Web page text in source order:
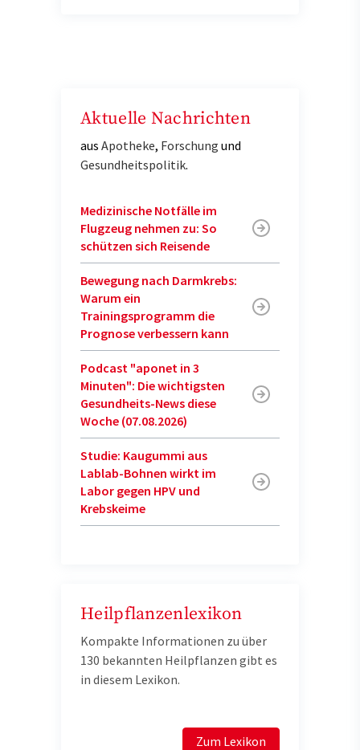
Aktuelle Nachrichten
aus Apotheke, Forschung und
Gesundheitspolitik.
Medizinische Notfälle im
Flugzeug nehmen zu: So
schützen sich Reisende
Bewegung nach Darmkrebs:
Warum ein
Trainingsprogramm die
Prognose verbessern kann
Podcast "aponet in 3
Minuten": Die wichtigsten
Gesundheits-News diese
Woche (07.08.2026)
Studie: Kaugummi aus
Lablab-Bohnen wirkt im
Labor gegen HPV und
Krebskeime
Heilpflanzenlexikon
Kompakte Informationen zu über
130 bekannten Heilpflanzen gibt es
in diesem Lexikon.
Zum Lexikon